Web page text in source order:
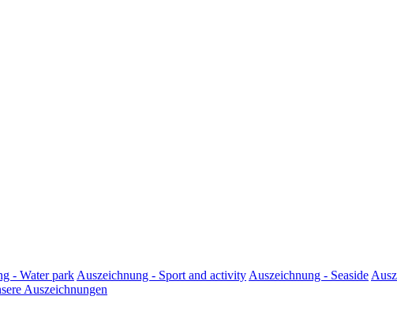
- Water park Auszeichnung - Sport and activity Auszeichnung - Seaside
Auszeichnungen